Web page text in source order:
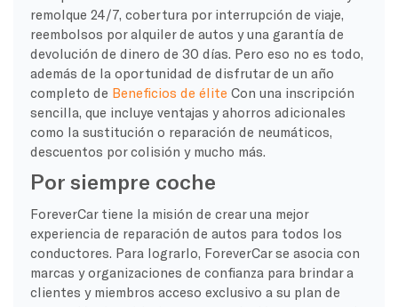
remolque 24/7, cobertura por interrupción de viaje,
reembolsos por alquiler de autos y una garantía de
devolución de dinero de 30 días. Pero eso no es todo,
además de la oportunidad de disfrutar de un año
completo de Beneficios de élite Con una inscripción
sencilla, que incluye ventajas y ahorros adicionales
como la sustitución o reparación de neumáticos,
descuentos por colisión y mucho más.
Por siempre coche
ForeverCar tiene la misión de crear una mejor
experiencia de reparación de autos para todos los
conductores. Para lograrlo, ForeverCar se asocia con
marcas y organizaciones de confianza para brindar a
clientes y miembros acceso exclusivo a su plan de